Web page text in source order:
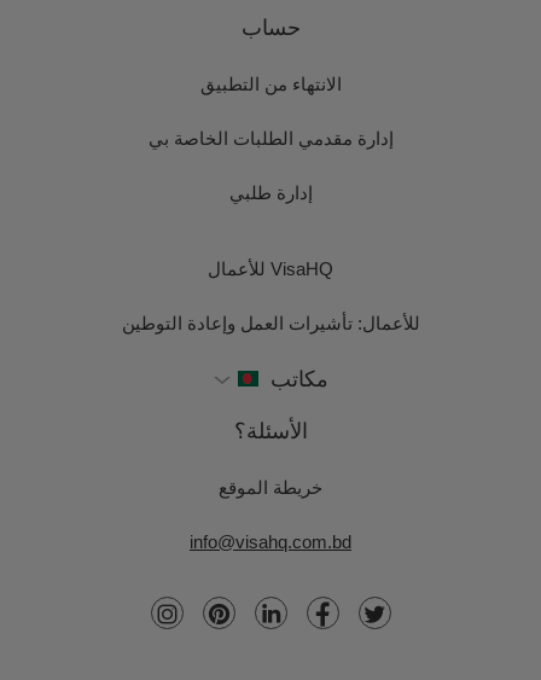
حساب
الانتهاء من التطبيق
إدارة مقدمي الطلبات الخاصة بي
إدارة طلبي
VisaHQ للأعمال
للأعمال: تأشيرات العمل وإعادة التوطين
مكاتب
الأسئلة؟
خريطة الموقع
info@visahq.com.bd